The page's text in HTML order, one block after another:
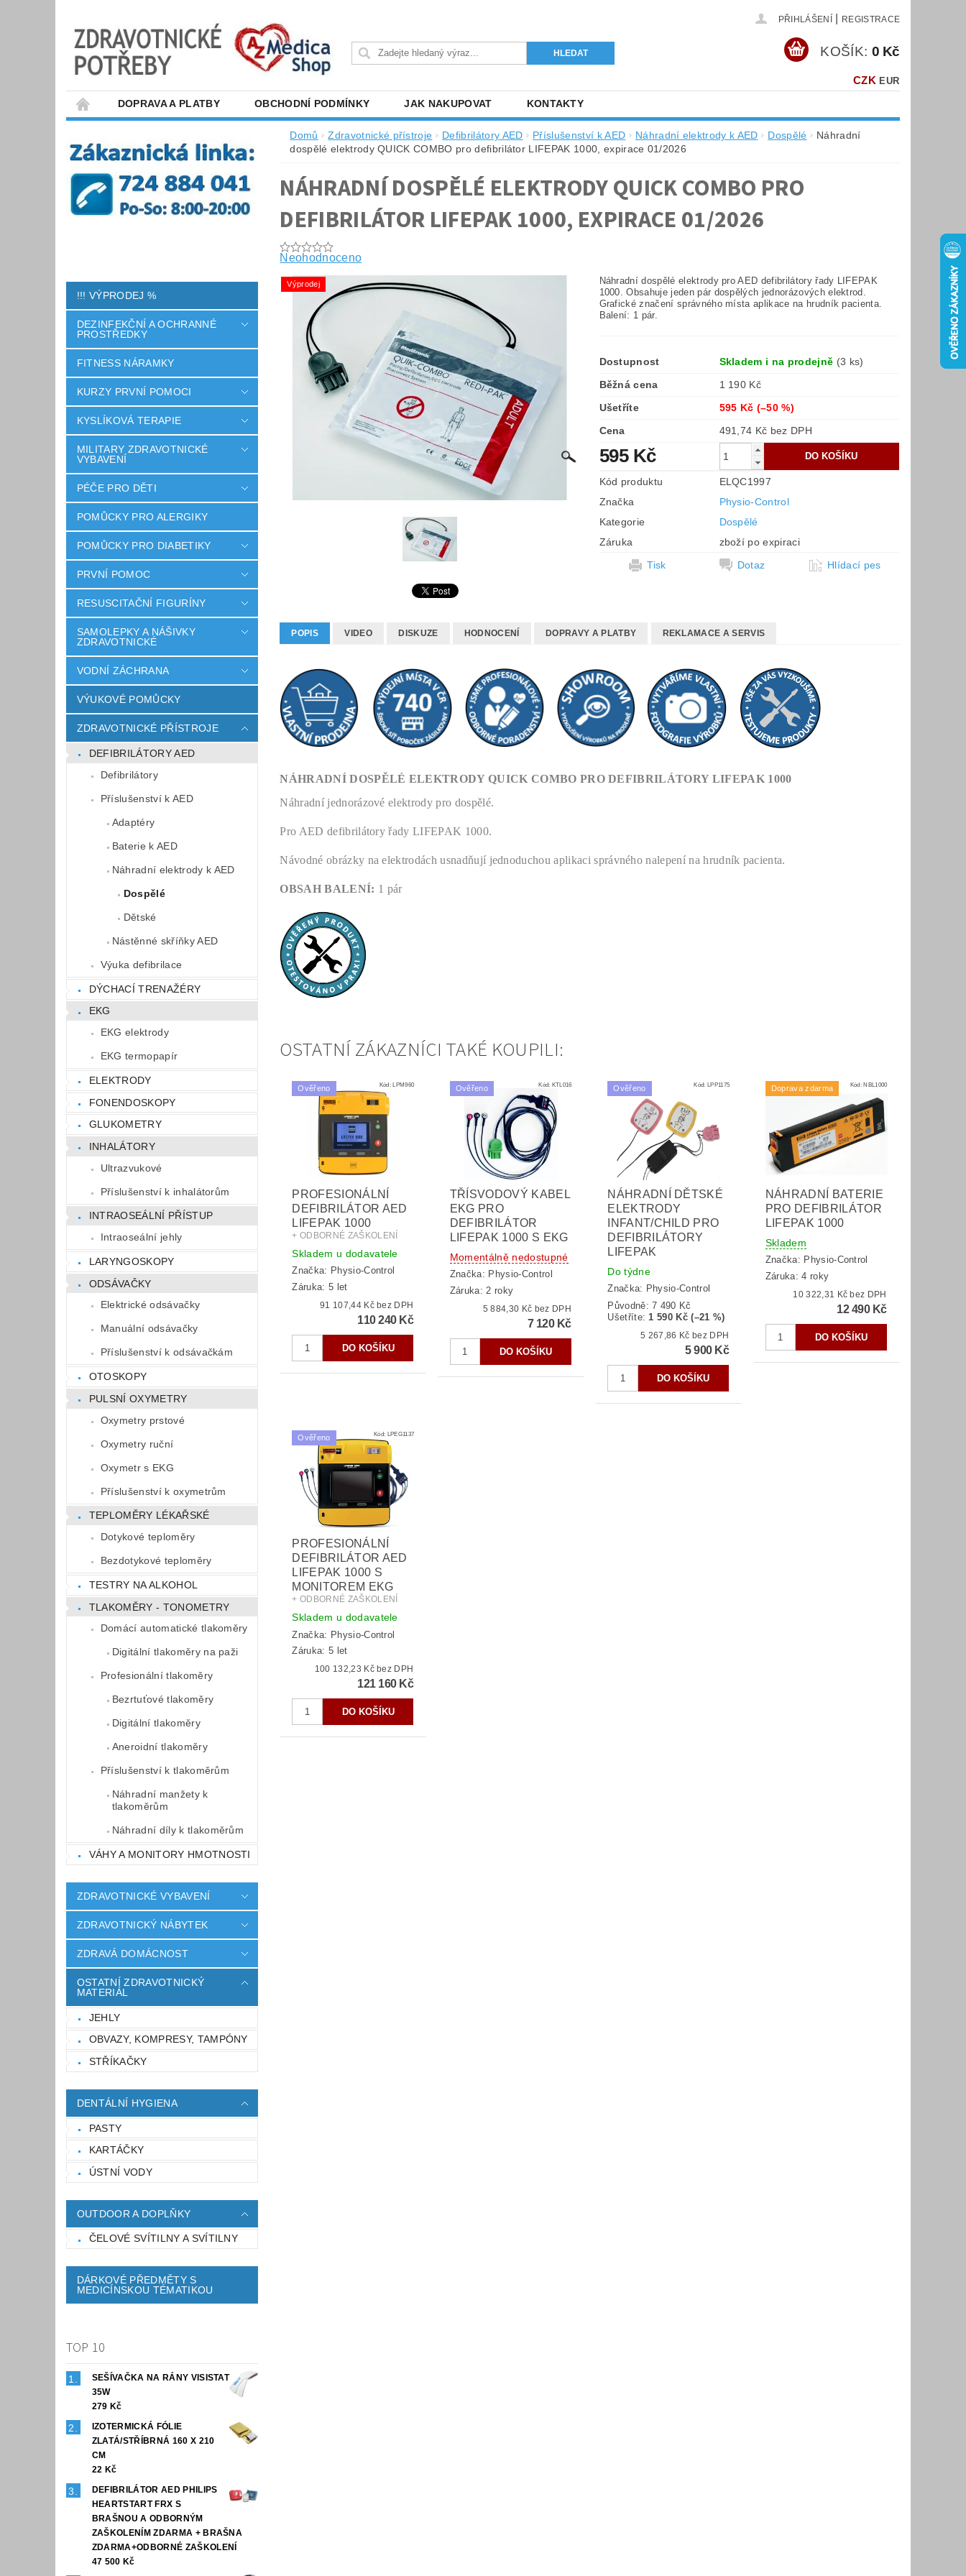
PŘIHLÁŠENÍ REGISTRACE
CZK EUR
KOŠÍK: 0 Kč
DOPRAVA A PLATBY OBCHODNÍ PODMÍNKY JAK NAKUPOVAT KONTAKTY
!!! VÝPRODEJ %
DEZINFEKČNÍ A OCHRANNÉ
PROSTŘEDKY
FITNESS NÁRAMKY
KURZY PRVNÍ POMOCI
KYSLÍKOVÁ TERAPIE
MILITARY ZDRAVOTNICKÉ
VYBAVENÍ
PÉČE PRO DĚTI
POMŮCKY PRO ALERGIKY
POMŮCKY PRO DIABETIKY
PRVNÍ POMOC
RESUSCITAČNÍ FIGURÍNY
SAMOLEPKY A NÁŠIVKY
ZDRAVOTNICKÉ
VODNÍ ZÁCHRANA
VÝUKOVÉ POMŮCKY
ZDRAVOTNICKÉ PŘÍSTROJE
DEFIBRILÁTORY AED
Defibrilátory
Příslušenství k AED
Adaptéry
Baterie k AED
Náhradní elektrody k AED
Dospělé
Dětské
Nástěnné skříňky AED
Výuka defibrilace
DÝCHACÍ TRENAŽÉRY
EKG
EKG elektrody
EKG termopapír
ELEKTRODY
FONENDOSKOPY
GLUKOMETRY
INHALÁTORY
Ultrazvukové
Příslušenství k inhalátorům
INTRAOSEÁLNÍ PŘÍSTUP
Intraoseální jehly
LARYNGOSKOPY
ODSÁVAČKY
Elektrické odsávačky
Manuální odsávačky
Příslušenství k odsávačkám
OTOSKOPY
PULSNÍ OXYMETRY
Oxymetry prstové
Oxymetry ruční
Oxymetr s EKG
Příslušenství k oxymetrům
TEPLOMĚRY LÉKAŘSKÉ
Dotykové teploměry
Bezdotykové teploměry
TESTRY NA ALKOHOL
TLAKOMĚRY - TONOMETRY
Domácí automatické tlakoměry
Digitální tlakoměry na paži
Profesionální tlakoměry
Bezrtuťové tlakoměry
Digitální tlakoměry
Aneroidní tlakoměry
Příslušenství k tlakoměrům
Náhradní manžety k
tlakoměrům
Náhradní díly k tlakoměrům
VÁHY A MONITORY HMOTNOSTI
ZDRAVOTNICKÉ VYBAVENÍ
ZDRAVOTNICKÝ NÁBYTEK
ZDRAVÁ DOMÁCNOST
OSTATNÍ ZDRAVOTNICKÝ
MATERIÁL
JEHLY
OBVAZY, KOMPRESY, TAMPÓNY
STŘÍKAČKY
DENTÁLNÍ HYGIENA
PASTY
KARTÁČKY
ÚSTNÍ VODY
OUTDOOR A DOPLŇKY
ČELOVÉ SVÍTILNY A SVÍTILNY
DÁRKOVÉ PŘEDMĚTY S
MEDICÍNSKOU TÉMATIKOU
TOP 10
SEŠÍVAČKA NA RÁNY VISISTAT
35W
279 Kč
IZOTERMICKÁ FÓLIE
ZLATÁ/STŘÍBRNÁ 160 X 210
CM
22 Kč
DEFIBRILÁTOR AED PHILIPS
HEARTSTART FRX S
BRAŠNOU A ODBORNÝM
ZAŠKOLENÍM ZDARMA + BRAŠNA
ZDARMA+ODBORNÉ ZAŠKOLENÍ
47 500 Kč
Domů Zdravotnické přístroje Defibrilátory AED Příslušenství k AED Náhradní elektrody k AED Dospělé
Náhradní
dospělé elektrody QUICK COMBO pro defibrilátor LIFEPAK 1000, expirace 01/2026
NÁHRADNÍ DOSPĚLÉ ELEKTRODY QUICK COMBO PRO
DEFIBRILÁTOR LIFEPAK 1000, EXPIRACE 01/2026
Neohodnoceno
Výprodej
Náhradní dospělé elektrody pro AED defibrilátory řady LIFEPAK
1000. Obsahuje jeden pár dospělých jednorázových elektrod.
Grafické značení správného místa aplikace na hrudník pacienta.
Balení: 1 pár.
Dostupnost Skladem i na prodejně (3 ks)
Běžná cena
1 190 Kč
Ušetříte
595 Kč (–50 %)
Cena
491,74 Kč bez DPH
595 Kč
Kód produktu
ELQC1997
Značka
Physio-Control
Kategorie
Dospělé
Záruka
zboží po expiraci
Tisk
Dotaz Hlídací pes
POPIS VIDEO DISKUZE HODNOCENÍ DOPRAVY A PLATBY REKLAMACE A SERVIS
NÁHRADNÍ DOSPĚLÉ ELEKTRODY QUICK COMBO PRO DEFIBRILÁTORY LIFEPAK 1000
Náhradní jednorázové elektrody pro dospělé.
Pro AED defibrilátory řady LIFEPAK 1000.
Návodné obrázky na elektrodách usnadňují jednoduchou aplikaci správného nalepení na hrudník pacienta.
OBSAH BALENÍ: 1 pár
OSTATNÍ ZÁKAZNÍCI TAKÉ KOUPILI:
Ověřeno Kód:LPM960
PROFESIONÁLNÍ
DEFIBRILÁTOR AED
LIFEPAK 1000
+ ODBORNÉ ZAŠKOLENÍ
Skladem u dodavatele
Značka: Physio-Control
Záruka: 5 let
91 107,44 Kč bez DPH
110 240 Kč
Ověřeno Kód: KTL016
TŘÍSVODOVÝ KABEL
EKG PRO
DEFIBRILÁTOR
LIFEPAK 1000 S EKG
Momentálně nedostupné
Značka: Physio-Control
Záruka: 2 roky
5 884,30 Kč bez DPH
7 120 Kč
Ověřeno Kód: LPP1175
NÁHRADNÍ DĚTSKÉ
ELEKTRODY
INFANT/CHILD PRO
DEFIBRILÁTORY
LIFEPAK
Do týdne
Značka: Physio-Control
Původně:7 490 Kč
Ušetříte:1 590 Kč (–21 %)
5 267,86 Kč bez DPH
5 900 Kč
Doprava zdarma Kód:NBL1000
NÁHRADNÍ BATERIE
PRO DEFIBRILÁTOR
LIFEPAK 1000
Skladem
Značka: Physio-Control
Záruka: 4 roky
10 322,31 Kč bez DPH
12 490 Kč
Ověřeno Kód: LPEG1137
PROFESIONÁLNÍ
DEFIBRILÁTOR AED
LIFEPAK 1000 S
MONITOREM EKG
+ ODBORNÉ ZAŠKOLENÍ
Skladem u dodavatele
Značka: Physio-Control
Záruka: 5 let
100 132,23 Kč bez DPH
121 160 Kč